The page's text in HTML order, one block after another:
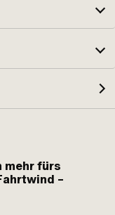
mehr fürs
–